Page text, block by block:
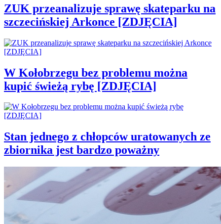
ZUK przeanalizuje sprawę skateparku na
szczecińskiej Arkonce [ZDJĘCIA]
W Kołobrzegu bez problemu można
kupić świeżą rybę [ZDJĘCIA]
Stan jednego z chłopców uratowanych ze
zbiornika jest bardzo poważny